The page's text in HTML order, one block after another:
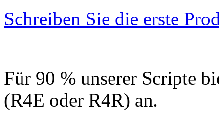
Schreiben Sie die erste
Für 90 % unserer Scripte
(R4E oder R4R) an.